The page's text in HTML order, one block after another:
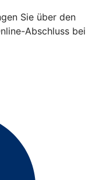
Sie über den
Abschluss bei